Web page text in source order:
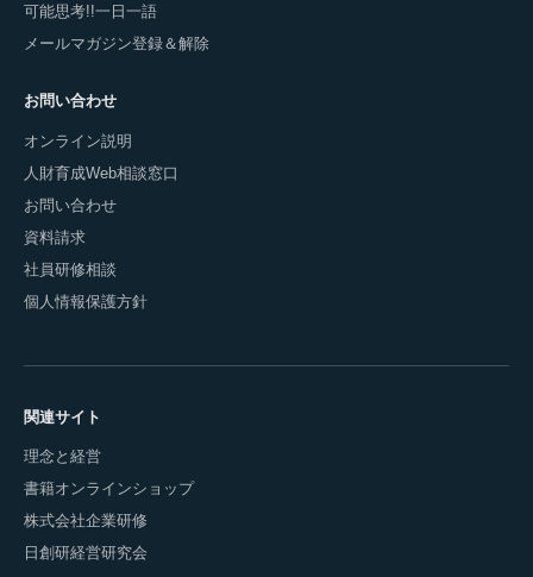
可能思考!!一日一語
メールマガジン登録＆解除
お問い合わせ
オンライン説明
人財育成Web相談窓口
お問い合わせ
資料請求
社員研修相談
個人情報保護方針
関連サイト
理念と経営
書籍オンラインショップ
株式会社企業研修
日創研経営研究会